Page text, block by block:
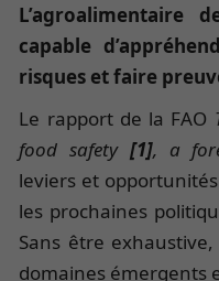
L’agroalimentaire
capable
risques et faire
Le rapport de la FAO
food safety [1], a
leviers et
les prochaines
Sans être
domaines émergents